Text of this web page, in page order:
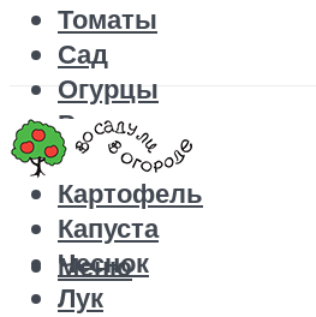
Томаты
Сад
Огурцы
Рецепты
Перец
Картофель
Капуста
Чеснок
Лук
Меню